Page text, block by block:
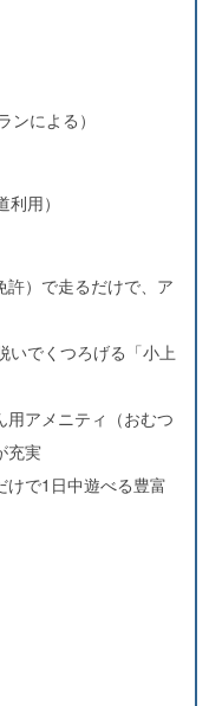
による）
用）
許）で走るだけで、ア
いでくつろげる「小上
用アメニティ（おむつ
充実
けで1日中遊べる豊富